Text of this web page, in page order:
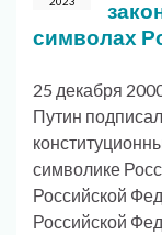
символах
25 декабря
Путин
символике
Российской
Российской